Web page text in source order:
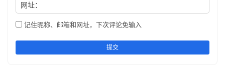
网址：
记住昵称、邮箱和网址，下次评论免输入
提交